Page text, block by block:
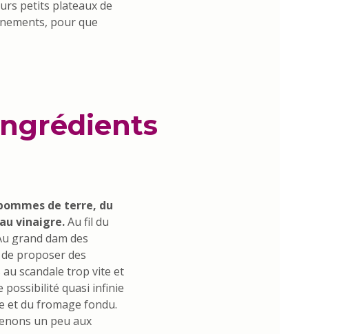
petits plateaux de
pour que
de terre, du
vinaigre.Au fil du
grand dam des
proposer des
au scandale trop vite et
possibilité quasi infinie
et du fromage fondu.
un peu aux